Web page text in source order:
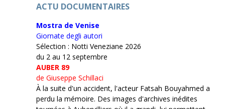
ACTU DOCUMENTAIRES
Mostra de Venise
Giornate degli autori
Sélection : Notti Veneziane 2026
du 2 au 12 septembre
AUBER 89
de Giuseppe Schillaci
À la suite d'un accident, l'acteur Fatsah Bouyahmed a
perdu la mémoire. Des images d'archives inédites